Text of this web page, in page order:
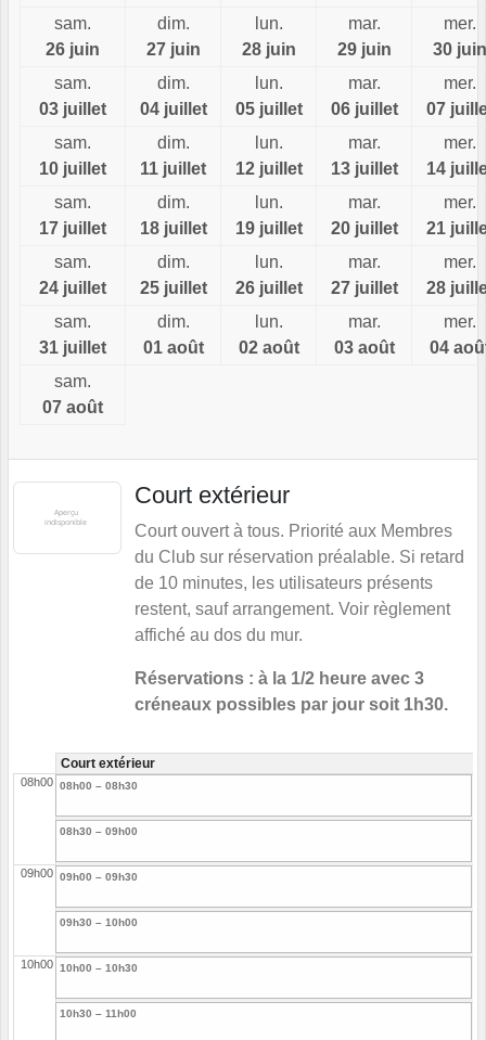
sam.
26 juin
dim.
27 juin
lun.
28 juin
mar.
29 juin
mer.
30 juin
sam.
03 juillet
dim.
04 juillet
lun.
05 juillet
mar.
06 juillet
mer.
07
sam.
10 juillet
dim.
11 juillet
lun.
12 juillet
mar.
13 juillet
mer.
14
sam.
17 juillet
dim.
18 juillet
lun.
19 juillet
mar.
20 juillet
mer.
21
sam.
24 juillet
dim.
25 juillet
lun.
26 juillet
mar.
27 juillet
mer.
28
sam.
31 juillet
dim.
01 août
lun.
02 août
mar.
03 août
mer.
04
sam.
07 août
Court extérieur
Court ouvert à tous. Priorité aux Membres
du Club sur réservation préalable. Si retard
de 10 minutes, les utilisateurs présents
restent, sauf arrangement. Voir règlement
affiché au dos du mur.
Réservations : à la 1/2 heure avec 3
créneaux possibles par jour soit 1h30.
Court extérieur
08h00
09h00
10h00 10h00 – 10h30
10h30 – 11h00
08h00 – 08h30
08h30 – 09h00
09h00 – 09h30
09h30 – 10h00